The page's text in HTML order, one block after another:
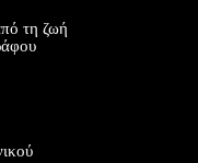
τη ζωή